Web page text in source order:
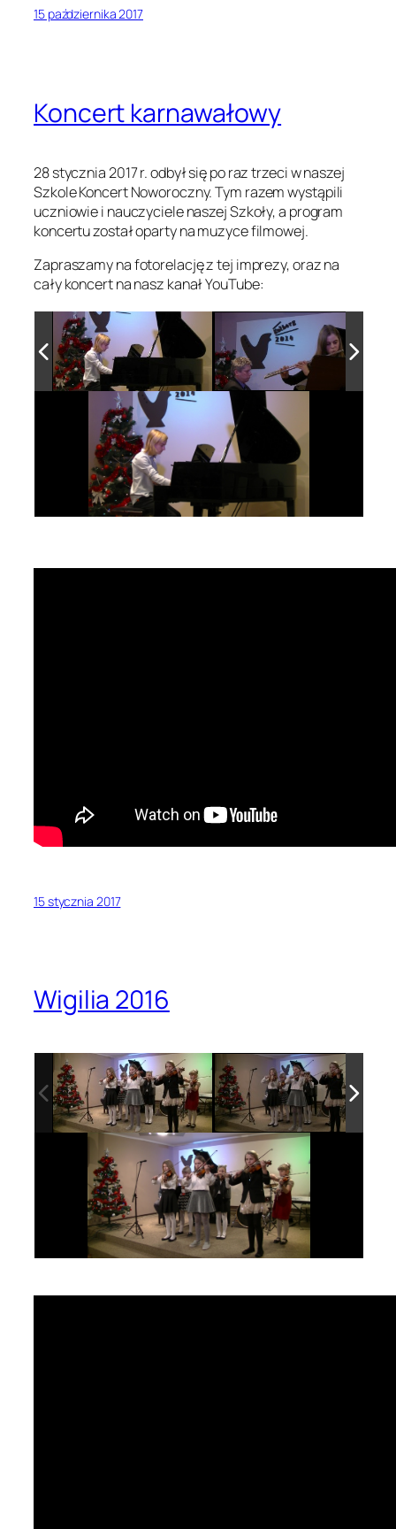
15 października 2017
Koncert karnawałowy
28 stycznia 2017 r. odbył się po raz trzeci w naszej
Szkole Koncert Noworoczny. Tym razem wystąpili
uczniowie i nauczyciele naszej Szkoły, a program
koncertu został oparty na muzyce filmowej.
Zapraszamy na fotorelację z tej imprezy, oraz na
cały koncert na nasz kanał YouTube:
15 stycznia 2017
Wigilia 2016